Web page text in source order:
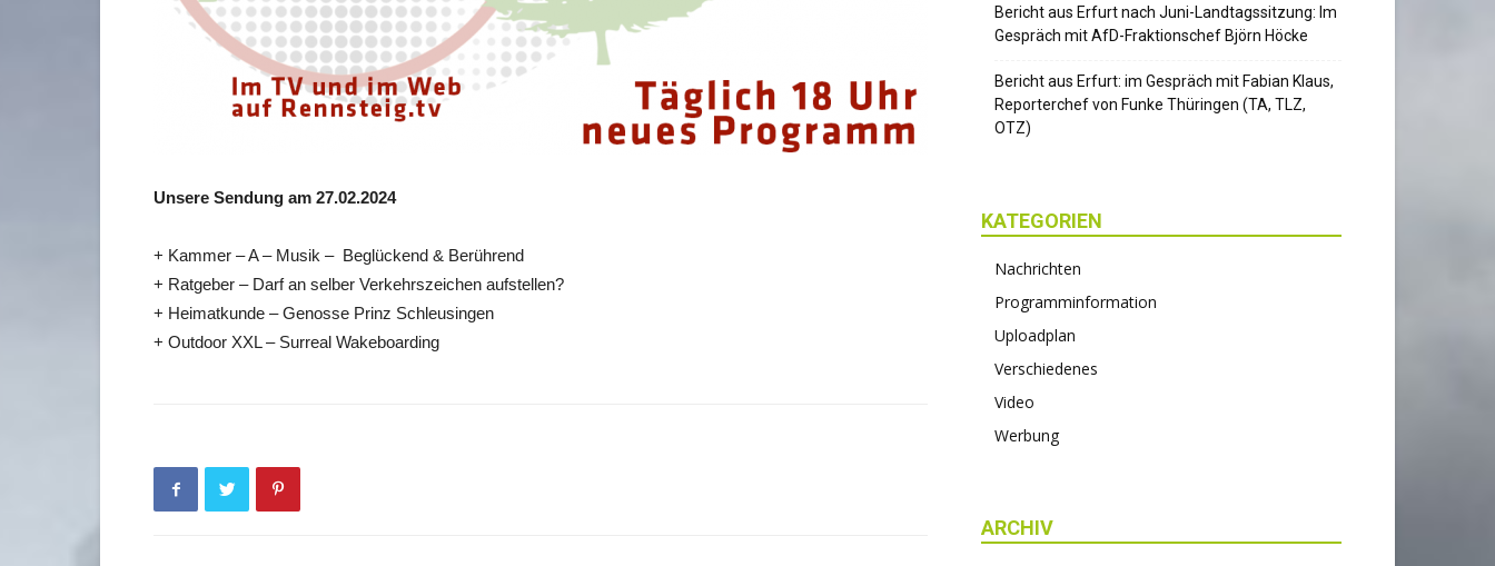
Unsere Sendung am 27.02.2024
+ Kammer – A – Musik – Beglückend & Berührend
+ Ratgeber – Darf an selber Verkehrszeichen aufstellen?
+ Heimatkunde – Genosse Prinz Schleusingen
+ Outdoor XXL – Surreal Wakeboarding
Bericht aus Erfurt nach Juni-Landtagssitzung: Im
Gespräch mit AfD-Fraktionschef Björn Höcke
Bericht aus Erfurt: im Gespräch mit Fabian Klaus,
Reporterchef von Funke Thüringen (TA, TLZ,
OTZ)
KATEGORIEN
Nachrichten
Programminformation
Uploadplan
Verschiedenes
Video
Werbung
ARCHIV